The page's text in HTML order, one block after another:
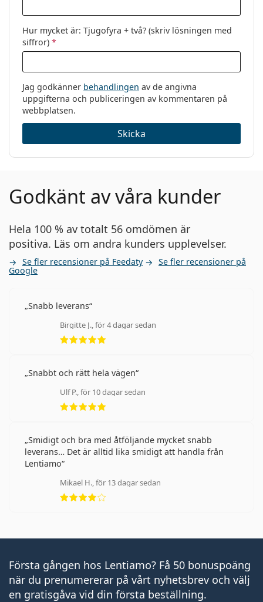
Hur mycket är: Tjugofyra + två? (skriv lösningen med
siffror) *
Jag godkänner behandlingen av de angivna
uppgifterna och publiceringen av kommentaren på
webbplatsen.
Skicka
Godkänt av våra kunder
Hela 100 % av totalt 56 omdömen är
positiva. Läs om andra kunders upplevelser.
Se fler recensioner på Feedaty Se fler recensioner på
Google
Snabb leverans
Birgitte J., för 4 dagar sedan
Betyg 5 av 5
Snabbt och rätt hela vägen
Ulf P., för 10 dagar sedan
Betyg 5 av 5
Smidigt och bra med åtföljande mycket snabb
leverans… Det är alltid lika smidigt att handla från
Lentiamo
Mikael H., för 13 dagar sedan
Betyg 4 av 5
Första gången hos Lentiamo? Få 50 bonuspoäng
när du prenumererar på vårt nyhetsbrev och välj
en gratisgåva vid din första beställning.